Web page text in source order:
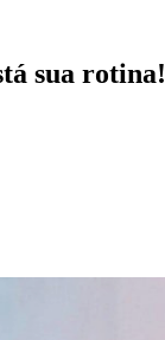
sua rotina!